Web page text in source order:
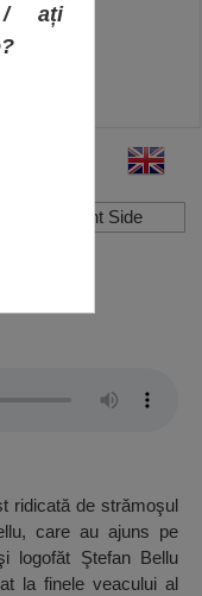
Hide Right Side
ridicată de strămoşul
care au ajuns pe
logofăt Ştefan Bellu
la finele veacului al
/ ați